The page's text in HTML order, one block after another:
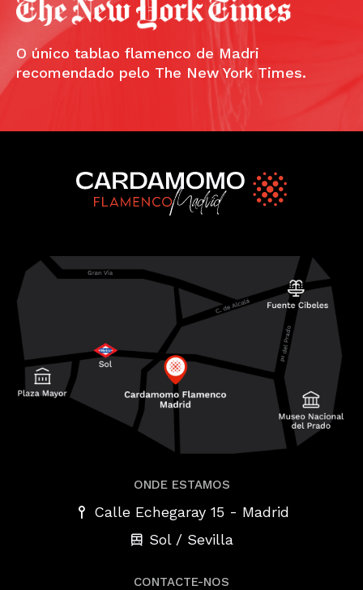
O único tablao flamenco de Madri
recomendado pelo The New York Times.
ONDE ESTAMOS
Calle Echegaray 15 - Madrid
Sol / Sevilla
CONTACTE-NOS